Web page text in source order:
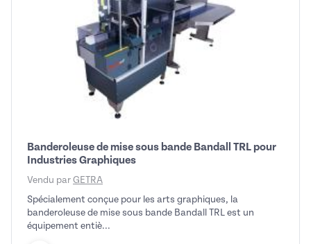
Banderoleuse de mise sous bande Bandall TRL pour
Industries Graphiques
Vendu par GETRA
Spécialement conçue pour les arts graphiques, la
banderoleuse de mise sous bande Bandall TRL est un
équipement entiè...